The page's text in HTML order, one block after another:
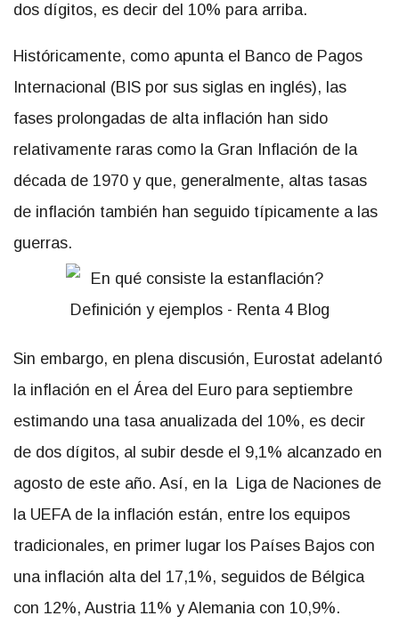
dos dígitos, es decir del 10% para arriba.
Históricamente, como apunta el Banco de Pagos
Internacional (BIS por sus siglas en inglés), las
fases prolongadas de alta inflación han sido
relativamente raras como la Gran Inflación de la
década de 1970 y que, generalmente, altas tasas
de inflación también han seguido típicamente a las
guerras.
Sin embargo, en plena discusión, Eurostat adelantó
la inflación en el Área del Euro para septiembre
estimando una tasa anualizada del 10%, es decir
de dos dígitos, al subir desde el 9,1% alcanzado en
agosto de este año. Así, en la Liga de Naciones de
la UEFA de la inflación están, entre los equipos
tradicionales, en primer lugar los Países Bajos con
una inflación alta del 17,1%, seguidos de Bélgica
con 12%, Austria 11% y Alemania con 10,9%.